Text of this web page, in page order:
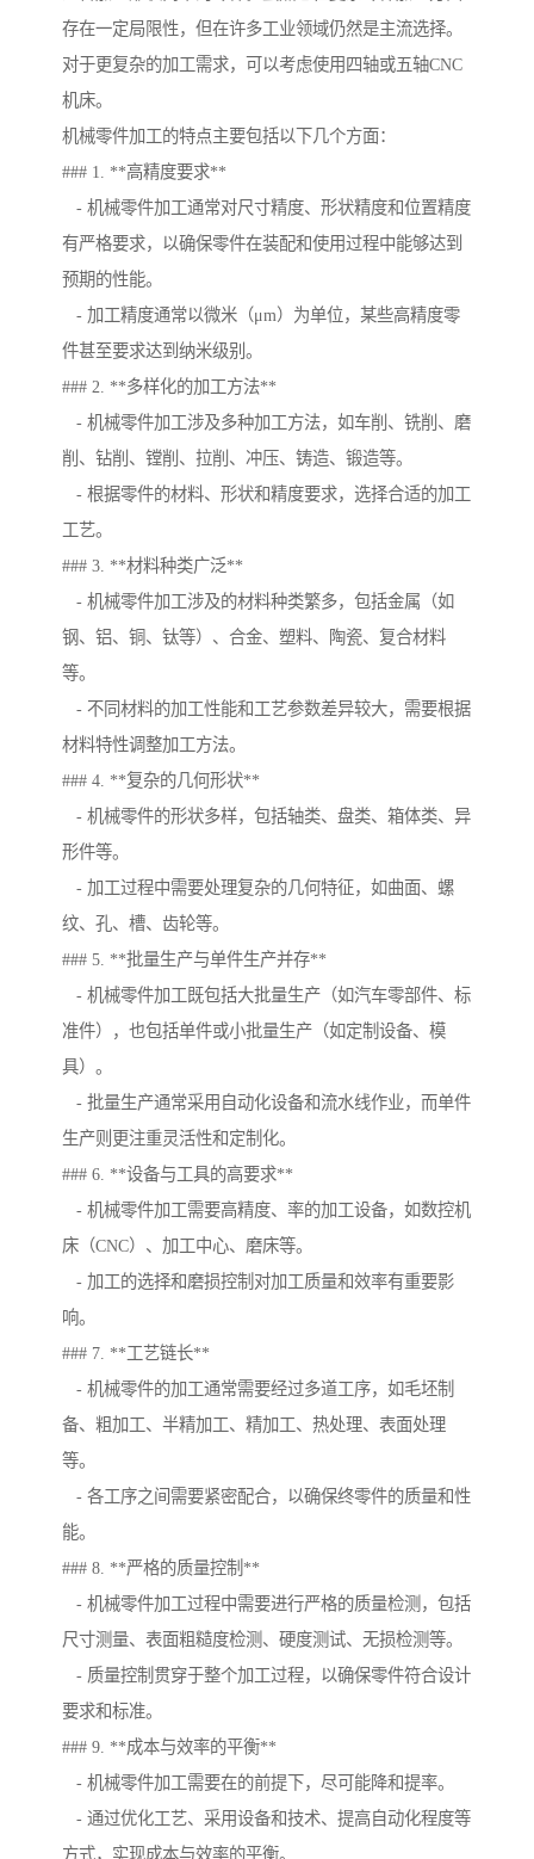
存在一定局限性，但在许多工业领域仍然是主流选择。
对于更复杂的加工需求，可以考虑使用四轴或五轴CNC
机床。
机械零件加工的特点主要包括以下几个方面：
### 1. **高精度要求**
- 机械零件加工通常对尺寸精度、形状精度和位置精度
有严格要求，以确保零件在装配和使用过程中能够达到
预期的性能。
- 加工精度通常以微米（μm）为单位，某些高精度零
件甚至要求达到纳米级别。
### 2. **多样化的加工方法**
- 机械零件加工涉及多种加工方法，如车削、铣削、磨
削、钻削、镗削、拉削、冲压、铸造、锻造等。
- 根据零件的材料、形状和精度要求，选择合适的加工
工艺。
### 3. **材料种类广泛**
- 机械零件加工涉及的材料种类繁多，包括金属（如
钢、铝、铜、钛等）、合金、塑料、陶瓷、复合材料
等。
- 不同材料的加工性能和工艺参数差异较大，需要根据
材料特性调整加工方法。
### 4. **复杂的几何形状**
- 机械零件的形状多样，包括轴类、盘类、箱体类、异
形件等。
- 加工过程中需要处理复杂的几何特征，如曲面、螺
纹、孔、槽、齿轮等。
### 5. **批量生产与单件生产并存**
- 机械零件加工既包括大批量生产（如汽车零部件、标
准件），也包括单件或小批量生产（如定制设备、模
具）。
- 批量生产通常采用自动化设备和流水线作业，而单件
生产则更注重灵活性和定制化。
### 6. **设备与工具的高要求**
- 机械零件加工需要高精度、率的加工设备，如数控机
床（CNC）、加工中心、磨床等。
- 加工的选择和磨损控制对加工质量和效率有重要影
响。
### 7. **工艺链长**
- 机械零件的加工通常需要经过多道工序，如毛坯制
备、粗加工、半精加工、精加工、热处理、表面处理
等。
- 各工序之间需要紧密配合，以确保终零件的质量和性
能。
### 8. **严格的质量控制**
- 机械零件加工过程中需要进行严格的质量检测，包括
尺寸测量、表面粗糙度检测、硬度测试、无损检测等。
- 质量控制贯穿于整个加工过程，以确保零件符合设计
要求和标准。
### 9. **成本与效率的平衡**
- 机械零件加工需要在的前提下，尽可能降和提率。
- 通过优化工艺、采用设备和技术、提高自动化程度等
方式，实现成本与效率的平衡。